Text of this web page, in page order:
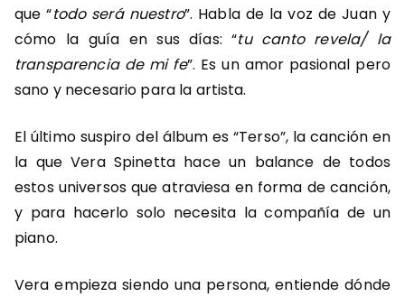
que “todo será nuestro”. Habla de la voz de Juan y
cómo la guía en sus días: “tu canto revela/ la
transparencia de mi fe”. Es un amor pasional pero
sano y necesario para la artista.
El último suspiro del álbum es “Terso”, la canción en
la que Vera Spinetta hace un balance de todos
estos universos que atraviesa en forma de canción,
y para hacerlo solo necesita la compañía de un
piano.
Vera empieza siendo una persona, entiende dónde